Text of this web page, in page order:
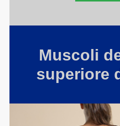
Muscoli
superiore